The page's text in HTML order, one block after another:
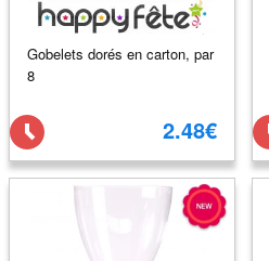
Gobelets dorés en carton, par
8
2.48€